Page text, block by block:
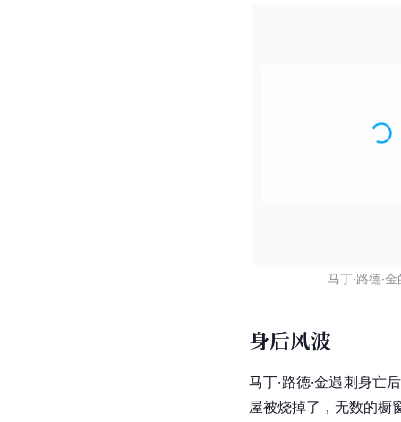
马丁·路德·
身后风波
马丁·路德·金遇刺身亡
屋被烧掉了，无数的橱